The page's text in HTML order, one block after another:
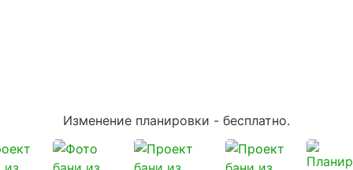
Изменение планировки - бесплатно.